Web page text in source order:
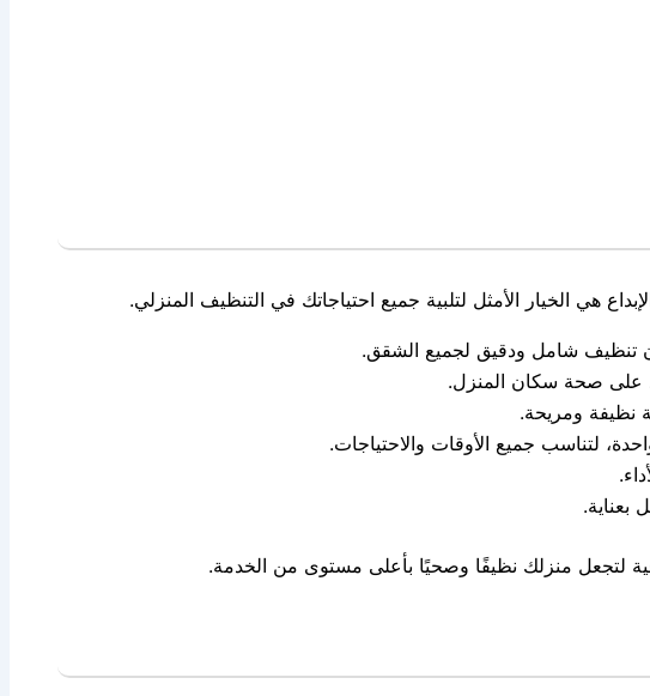
هي الخيار الأمثل لتلبية جميع احتياجاتك في التنظيف المنزلي.
تنظيف شامل ودقيق لجميع الشقق.
على صحة سكان المنزل.
نظيفة ومريحة.
لتناسب جميع الأوقات والاحتياجات.
بعناية.
لتجعل منزلك نظيفًا وصحيًا بأعلى مستوى من الخدمة.